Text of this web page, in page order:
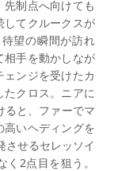
制点へ向けても
してクルークスが
望の瞬間が訪れ
相手を動かしなが
ンジを受けたカ
クロス。ニアに
ると、ファーでマ
いヘディングを
させるセレッソイ
2点目を狙う。